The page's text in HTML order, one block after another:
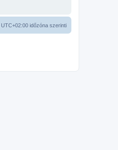
UTC+02:00 időzóna szerinti